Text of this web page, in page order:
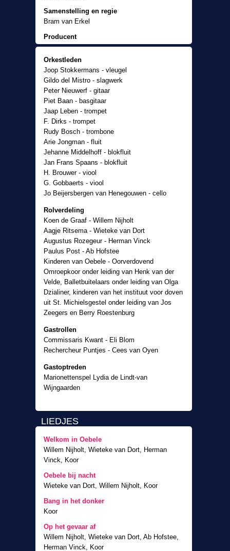
Samenstelling en regie
Bram van Erkel
Producent
René Sleven
Orkestleden
Joop Stokkermans - vleugel
Gildo del Mistro - slagwerk
Peter Nieuwerf - gitaar
Piet Baan - basgitaar
Jaap Leben - trompet
F. Dirks - trompet
Rudy Bosch - trombone
Arie Jongman - fluit
Jehanne Middelhoff - blokfluit
Jan Frans Spaans - blokfluit
H. Brouwer - viool
G. Gobbaerts - viool
Jo Beijersbergen van Henegouwen - cello
Rolverdeling
Koen de Graaf - Willem Nijholt
Aagje Ritsema - Wieteke van Dort
Augustus Rozegeur - Herman Vinck
Paulus Post - Ab Hofstee
Kinderen van Oebele - Oorverdovend
Omroepkoor onder leiding van Henk van der
Velde, Balletbuitelaars onder leiding van Olga
Dzialiner, kinderen van het instituut voor doven
uit St. Michielsgestel onder leiding van Jos
Zeegers en Berry Roestenburg
Gastrollen
Commissaris Kwant - Eli Blom
Rechercheur Puntjes - Cees van Oyen
Gastoptreden
Marionettenspel Lydia de Lindt-van
Wijngaarden
LIEDJES
Welkom in Oebele
Willem Nijholt, Wieteke van Dort, Herman
Vinck, Koor
Oebele bij nacht
Wieteke van Dort, Willem Nijholt, Koor
Bang in het donker
Koor
Op het gevaar af
Willem Nijholt, Wieteke van Dort, Ab Hofstee,
Herman Vinck, Koor